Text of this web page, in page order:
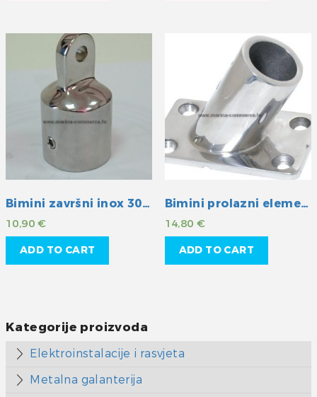
Bimini završni inox 30mm
10,90€
ADD TO CART
Bimini prolazni element INOX 25 mm
14,80€
ADD TO CART
Kategorije proizvoda
Elektroinstalacije i rasvjeta
Metalna galanterija